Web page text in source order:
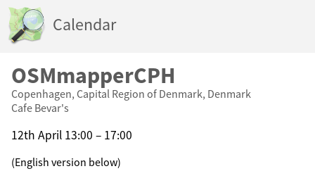
Calendar
OSMmapperCPH
Copenhagen, Capital Region of Denmark, Denmark
Cafe Bevar's
12th April 13:00 – 17:00
(English version below)